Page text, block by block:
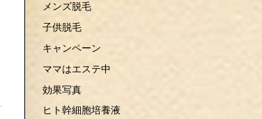
メンズ脱毛
子供脱毛
キャンペーン
ママはエステ中
効果写真
ヒト幹細胞培養液